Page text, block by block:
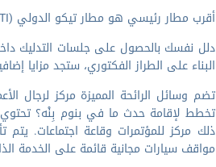
أقرب مطار رئيسي هو مطار تيكو الدولي (KTI) - ٢٥٫٢ كم / ١٥٫٧ ميل
دلل نفسك بالحصول على جلسات التدليك
البناء على الطراز الفكتوري، ستجد مزايا
ذلك مركز للمؤتمرات وقاعة اجتماعات.
مواقف سيارات مجانية قائمة على الخدمة